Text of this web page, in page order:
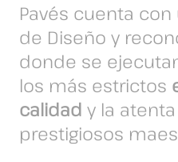
Pavés cuenta
de Diseño y
donde se
los más estrictos
calidad y la
prestigiosos